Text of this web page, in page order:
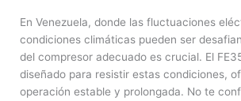
En Venezuela, donde las fluctuaciones
condiciones climáticas pueden ser
del compresor adecuado es crucial. El
diseñado para resistir estas condiciones,
operación estable y prolongada. No te